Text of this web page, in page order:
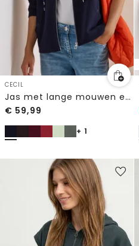
CECIL
Jas met lange mouwen en ottomanstructuur
€ 59,99
+ 1